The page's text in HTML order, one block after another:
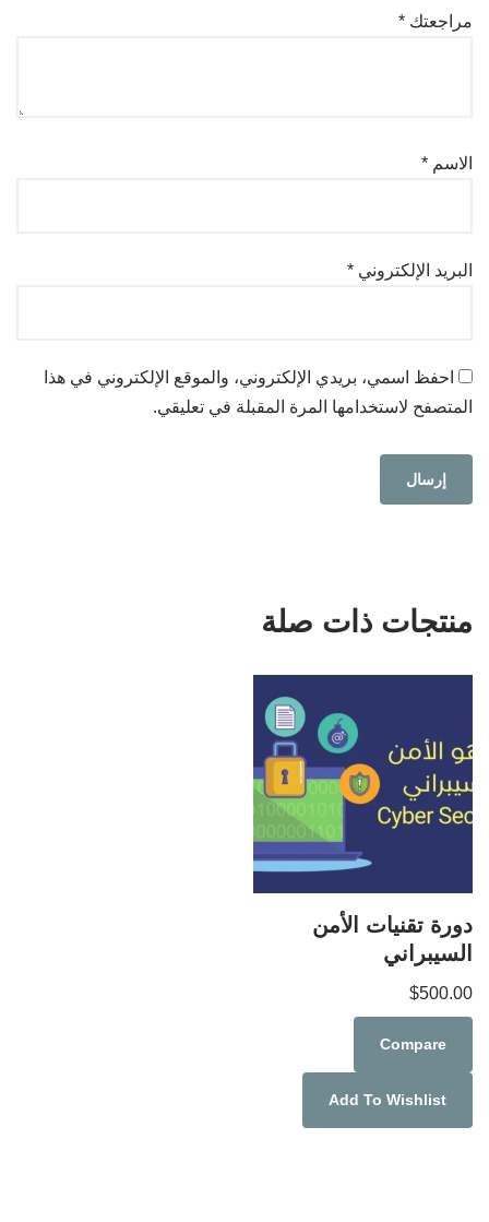
مراجعتك *
الاسم *
البريد الإلكتروني *
احفظ اسمي، بريدي الإلكتروني، والموقع الإلكتروني في هذا
المتصفح لاستخدامها المرة المقبلة في تعليقي.
منتجات ذات صلة
دورة تقنيات الأمن
السيبراني
$500.00
Compare
Add To Wishlist